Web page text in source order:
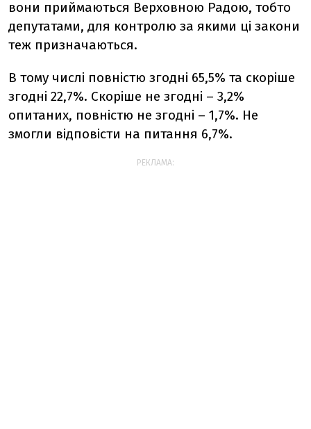
вони приймаються Верховною Радою, тобто
депутатами, для контролю за якими ці закони
теж призначаються.
В тому числі повністю згодні 65,5% та скоріше
згодні 22,7%. Скоріше не згодні – 3,2%
опитаних, повністю не згодні – 1,7%. Не
змогли відповісти на питання 6,7%.
РЕКЛАМА: